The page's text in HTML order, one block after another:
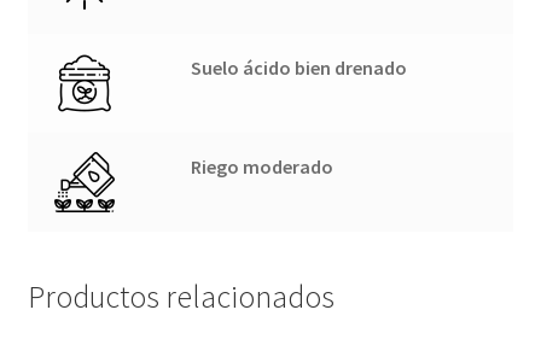
Suelo ácido bien drenado
Riego moderado
Productos relacionados